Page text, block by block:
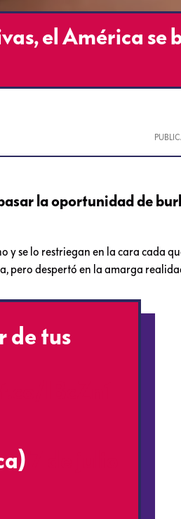
el América se
la oportunidad de
y se lo restriegan en la cara cada
pero despertó en la amarga
de tus